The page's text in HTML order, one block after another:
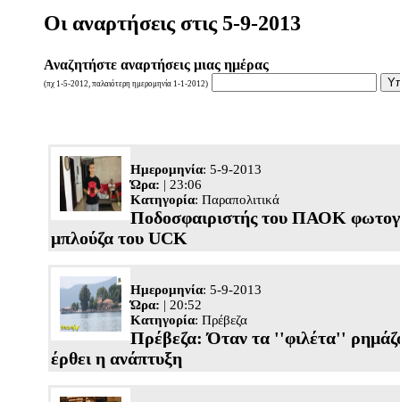
Οι αναρτήσεις στις 5-9-2013
Αναζητήστε αναρτήσεις μιας ημέρας
(πχ 1-5-2012, παλαιότερη ημερομηνία 1-1-2012)
Ημερομηνία: 5-9-2013
Ώρα: | 23:06
Κατηγορία: Παραπολιτικά
Ποδοσφαιριστής του ΠΑΟΚ
μπλούζα του UCK
Ημερομηνία: 5-9-2013
Ώρα: | 20:52
Κατηγορία: Πρέβεζα
Πρέβεζα: Όταν τα ''φιλέτα''
έρθει η ανάπτυξη